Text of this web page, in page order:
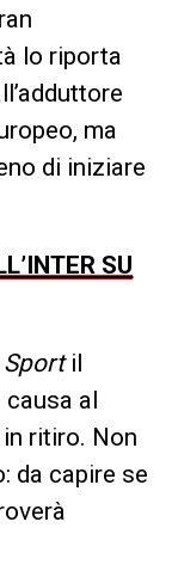
lo riporta
ma
di iniziare
SU
il
al
ritiro. Non
da capire se